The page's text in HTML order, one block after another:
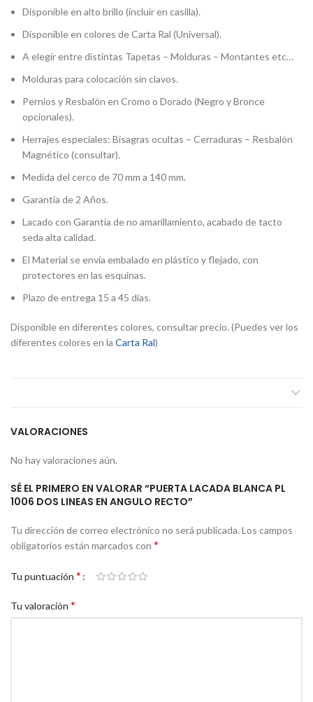
Disponible en alto brillo (incluir en casilla).
Disponible en colores de Carta Ral (Universal).
A elegir entre distintas Tapetas – Molduras – Montantes etc…
Molduras para colocación sin clavos.
Pernios y Resbalón en Cromo o Dorado (Negro y Bronce
opcionales).
Herrajes especiales: Bisagras ocultas – Cerraduras – Resbalón
Magnético (consultar).
Medida del cerco de 70 mm a 140 mm.
Garantia de 2 Años.
Lacado con Garantía de no amarillamiento, acabado de tacto
seda alta calidad.
El Material se envia embalado en plástico y flejado, con
protectores en las esquinas.
Plazo de entrega 15 a 45 días.
Disponible en diferentes colores, consultar precio. (Puedes ver los
diferentes colores en la Carta Ral)
VALORACIONES
No hay valoraciones aún.
SÉ EL PRIMERO EN VALORAR “PUERTA LACADA BLANCA PL
1006 DOS LINEAS EN ANGULO RECTO”
Tu dirección de correo electrónico no será publicada. Los campos
obligatorios están marcados con *
Tu puntuación *
Tu valoración *